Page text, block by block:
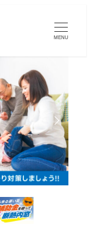
MENU